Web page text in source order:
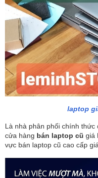
laptop
Là nhà phân phối chính thức
cửa hàng bán laptop cũ giá
vực bán laptop cũ cao cấp